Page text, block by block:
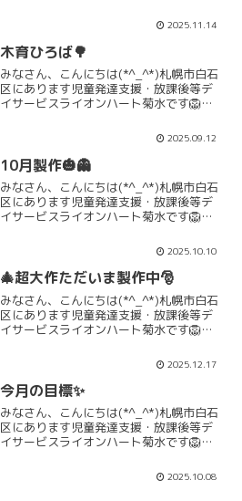
パチリ📸なんの表彰されたと思います
か？トイレトレーニング卒業の表彰です
👏👏大好きな救急車...
2025.11.14
木育ひろば🌳
みなさん、こんにちは(*^_^*)札幌市白石
区にあります児童発達支援・放課後等デ
イサービスライオンハート菊水です🦁今
材の優しい遊具に触れて、楽しい時間に
なりました(*^_^*)「9月活動」「9月お知
らせ」...
2025.09.12
10月製作🎃👻
みなさん、こんにちは(*^_^*)札幌市白石
区にあります児童発達支援・放課後等デ
イサービスライオンハート菊水です🦁今
みんなそれぞれ顔の表情が豊かで、可愛
いオバケが出来ましたよ👻「10月活動」
「10月お知ら...
2025.10.10
🎄超大作ただいま製作中🎅
みなさん、こんにちは(*^_^*)札幌市白石
区にあります児童発達支援・放課後等デ
イサービスライオンハート菊水です🦁た
す！！完成が楽しみです🎵「12月活動」
「12月お知らせ」「1月活動」「1月お知
らせ」ライオ...
2025.12.17
今月の目標✨
みなさん、こんにちは(*^_^*)札幌市白石
区にあります児童発達支援・放課後等デ
イサービスライオンハート菊水です🦁毎
を考え、時には職員も一緒に考え目標を
立てます。朝の会に発表し、帰りの会で
2025.10.08